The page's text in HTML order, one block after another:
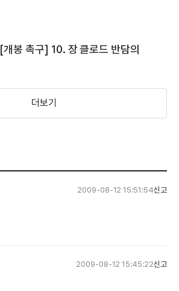
[개봉 촉구] 10. 장 클로드 반담의
더보기
2009-08-12 15:51:54신고
2009-08-12 15:45:22신고